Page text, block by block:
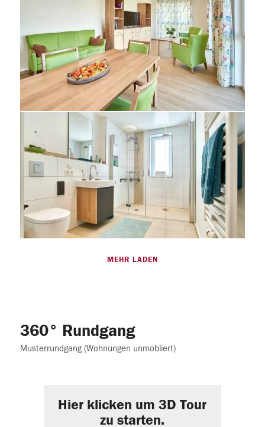
MEHR LADEN
360° Rundgang
Musterrundgang (Wohnungen unmöbliert)
Hier klicken um 3D Tour
zu starten.